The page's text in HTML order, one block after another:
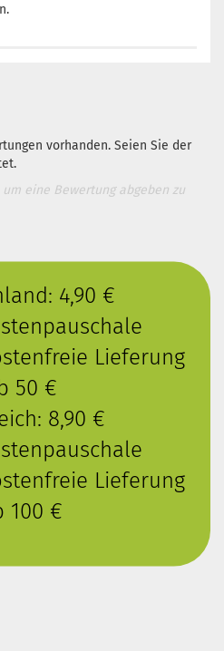
vorhanden. Seien Sie der
eine Bewertung abgeben zu
4,90 €
Lieferung
50 €
8,90 €
Lieferung
100 €